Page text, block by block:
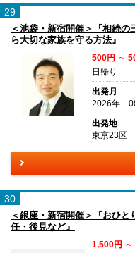
29
＜池袋・新宿開催＞『相続
ら大切な家族を守る方法』
500円 ～
日帰り
出発月
2026年
出発地
東京23区
30
＜銀座・新宿開催＞『おひ
任・後見など』
1,500円 ～